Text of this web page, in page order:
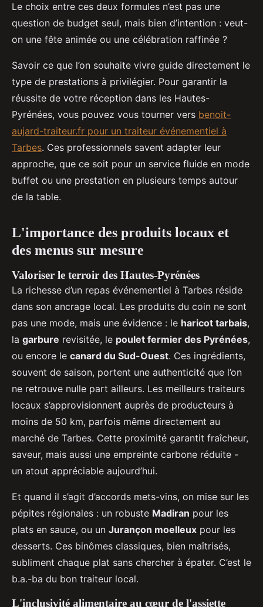
Le choix entre ces deux formules n’est pas une
question de budget seul, mais bien d’intention : veut-
on une fête animée ou une célébration raffinée ?
Savoir ce que l’on souhaite vivre guide directement le
type de prestations à privilégier. Pour garantir la
réussite de votre réception dans les Hautes-
Pyrénées, vous pouvez vous tourner vers benoit-
aujard-traiteur.fr pour un traiteur événementiel à
Tarbes. Ces professionnels savent adapter leur
approche, que ce soit pour un service fluide en mode
buffet ou une prestation en plusieurs temps autour
de la table.
L'importance des produits locaux et
des menus sur mesure
Valoriser le terroir des Hautes-Pyrénées
La richesse d’un repas événementiel à Tarbes réside
dans son ancrage local. Les produits du coin ne sont
pas une mode, mais une évidence : le haricot tarbais,
la garbure revisitée, le poulet fermier des Pyrénées,
ou encore le canard du Sud-Ouest. Ces ingrédients,
souvent de saison, portent une authenticité que l’on
ne retrouve nulle part ailleurs. Les meilleurs traiteurs
locaux s’approvisionnent auprès de producteurs à
moins de 50 km, parfois même directement au
marché de Tarbes. Cette proximité garantit fraîcheur,
saveur, mais aussi une empreinte carbone réduite -
un atout appréciable aujourd’hui.
Et quand il s’agit d’accords mets-vins, on mise sur les
pépites régionales : un robuste Madiran pour les
plats en sauce, ou un Jurançon moelleux pour les
desserts. Ces binômes classiques, bien maîtrisés,
subliment chaque plat sans chercher à épater. C’est le
b.a.-ba du bon traiteur local.
L'inclusivité alimentaire au cœur de l'assiette